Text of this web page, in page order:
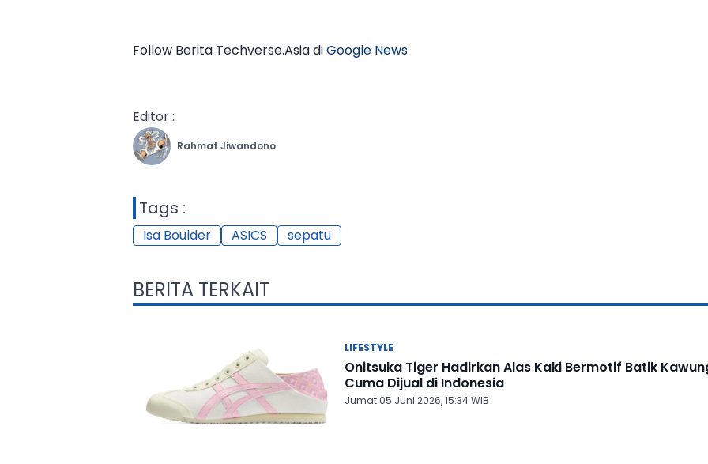
Follow Berita Techverse.Asia diGoogle News
Editor :
Rahmat Jiwandono
Tags :
Isa Boulder ASICS sepatu
BERITA TERKAIT
LIFESTYLE
Onitsuka Tiger Hadirkan Alas Kaki Bermotif Batik
Cuma Dijual di Indonesia
Jumat 05 Juni 2026, 15:34 WIB